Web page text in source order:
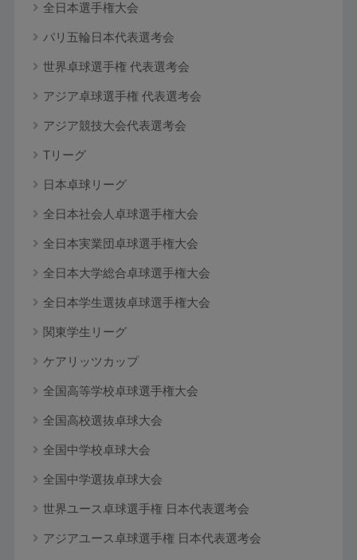
全日本選手権大会
パリ五輪日本代表選考会
世界卓球選手権 代表選考会
アジア卓球選手権 代表選考会
アジア競技大会代表選考会
Tリーグ
日本卓球リーグ
全日本社会人卓球選手権大会
全日本実業団卓球選手権大会
全日本大学総合卓球選手権大会
全日本学生選抜卓球選手権大会
関東学生リーグ
ケアリッツカップ
全国高等学校卓球選手権大会
全国高校選抜卓球大会
全国中学校卓球大会
全国中学選抜卓球大会
世界ユース卓球選手権 日本代表選考会
アジアユース卓球選手権 日本代表選考会